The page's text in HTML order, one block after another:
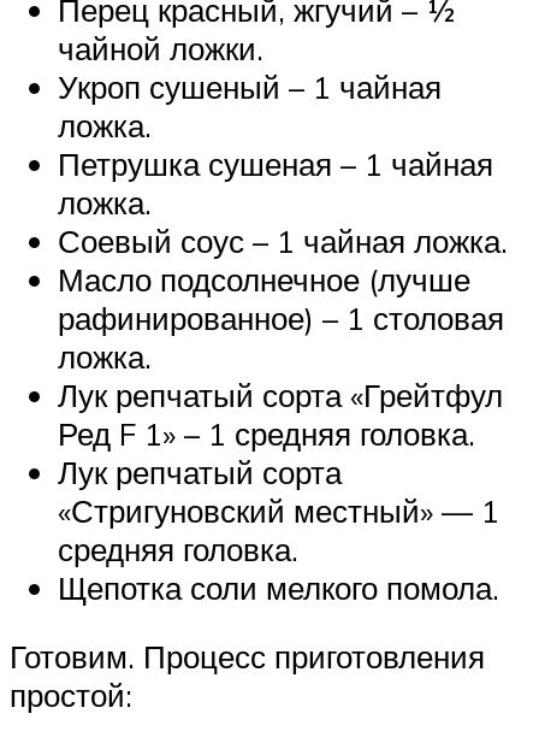
Перец красный, жгучий – ½
чайной ложки.
Укроп сушеный – 1 чайная
ложка.
Петрушка сушеная – 1 чайная
ложка.
Соевый соус – 1 чайная ложка.
Масло подсолнечное (лучше
рафинированное) – 1 столовая
ложка.
Лук репчатый сорта «Грейтфул
Ред F 1» – 1 средняя головка.
Лук репчатый сорта
«Стригуновский местный» — 1
средняя головка.
Щепотка соли мелкого помола.
Готовим. Процесс приготовления
простой: